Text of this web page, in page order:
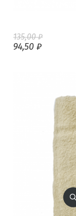
135,00 ₽
94,50 ₽